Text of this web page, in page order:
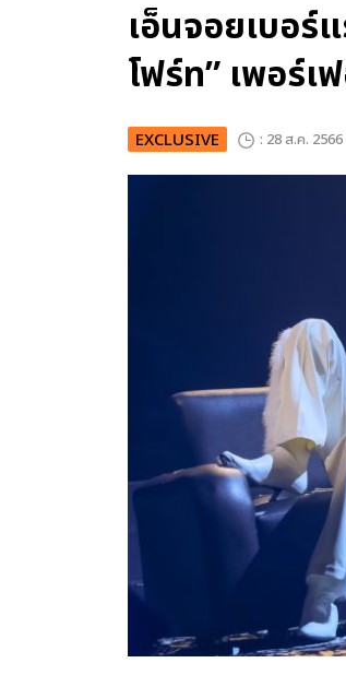
เอ็นจอยเบอร์
โฟร์ท” เพอร์
EXCLUSIVE : 28 ส.ค. 2566